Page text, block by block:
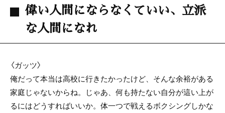
偉い人間にならなくていい、立派
な人間になれ
〈ガッツ〉
俺だって本当は高校に行きたかったけど、 そんな余裕がある
家庭じゃないからね。 じゃあ、何も持たない自分が這い上が
るにはどうすればいいか。 体一つで戦えるボクシングしかな